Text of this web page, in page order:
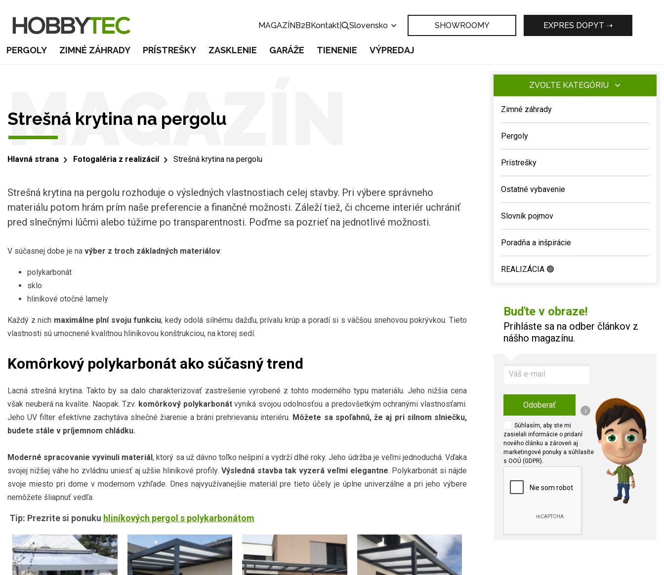
MAGAZÍNB2BKontakt Slovensko SHOWROOMY EXPRES DOPYT ➝
PERGOLY ZIMNÉ ZÁHRADY PRÍSTREŠKY ZASKLENIE GARÁŽE TIENENIE VÝPREDAJ
ZVOĽTE KATEGÓRIU
Zimné záhrady
Pergoly
Prístrešky
Ostatné vybavenie
Slovník pojmov
Poradňa a inšpirácie
REALIZÁCIA 🟢
Buďte v obraze!
Prihláste sa na odber článkov z
nášho magazínu.
Odoberať
i
Súhlasím, aby ste mi
zasielali informácie o pridaní
nového článku a zároveň aj
marketingové ponuky a súhlasíte
s OOÚ (GDPR).
MAGAZÍN
Strešná krytina na pergolu
Hlavná strana Fotogaléria z realizácií Strešná krytina na pergolu
Strešná krytina na pergolu rozhoduje o výsledných vlastnostiach celej stavby. Pri výbere správneho
materiálu potom hrám prím naše preferencie a finančné možnosti. Záleží tiež, či chceme interiér uchrániť
pred slnečnými lúčmi alebo túžime po transparentnosti. Poďme sa pozrieť na jednotlivé možnosti.
V súčasnej dobe je na výber z troch základných materiálov:
polykarbonát
sklo
hliníkové otočné lamely
Každý z nich maximálne plní svoju funkciu, kedy odolá silnému dažďu, prívalu krúp a poradí si s väčšou snehovou pokrývkou. Tieto
vlastnosti sú umocnené kvalitnou hliníkovou konštrukciou, na ktorej sedí.
Komôrkový polykarbonát ako súčasný trend
Lacná strešná krytina. Takto by sa dalo charakterizovať zastrešenie vyrobené z tohto moderného typu materiálu. Jeho nižšia cena
však neuberá na kvalite. Naopak. Tzv. komôrkový polykarbonátvyniká svojou odolnosťou a predovšetkým ochranými vlastnosťami.
Jeho UV filter efektívne zachytáva slnečné žiarenie a bráni prehrievaniu interiéru. Môžete sa spoľahnú, že aj pri silnom slniečku,
budete stále v príjemnom chládku.
Moderné spracovanie vyvinuli materiál, ktorý sa už dávno toľko nešpiní a vydrží dlhé roky. Jeho údržba je veľmi jednoduchá. Vďaka
svojej nižšej váhe ho zvládnu uniesť aj užšie hliníkové profily. Výsledná stavba tak vyzerá veľmi elegantne. Polykarbonát si nájde
svoje miesto pri dome v modernom vzhľade. Dnes najvyužívanejšie materiál pre tieto účely je úplne univerzálne a pri jeho výbere
nemôžete šliapnuť vedľa.
Tip: Prezrite si ponuku hliníkových pergol s polykarbonátom